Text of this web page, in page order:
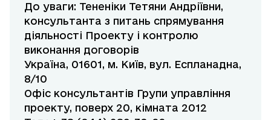
До уваги: Тененіки Тетяни Андріївни,
консультанта з питань спрямування
діяльності Проекту і контролю
виконання договорів
Україна, 01601, м. Київ, вул. Еспланадна,
8/10
Офіс консультантів Групи управління
проекту, поверх 20, кімната 2012